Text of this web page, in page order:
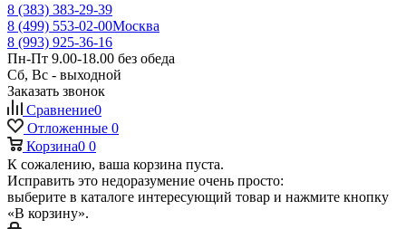
8 (383) 383-29-39
8 (499) 553-02-00Москва
8 (993) 925-36-16
Пн-Пт 9.00-18.00 без обеда
Сб, Вс - выходной
Заказать звонок
Сравнение0
Отложенные 0
Корзина0 0
К сожалению, ваша корзина пуста.
Исправить это недоразумение очень просто:
выберите в каталоге интересующий товар и нажмите кнопку
«В корзину».